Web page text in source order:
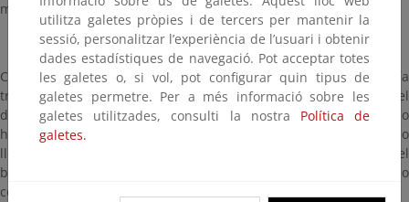
mismas.
Con toda probabilidad, cuando se construyó la torre, se podría
transitar en torno a su perímetro. Sin embargo, el
desprendimiento de bloques de roca en el frente del acantilado
ha hecho que se vaya perdiendo parte de superficie del macizo
llegando al estado actual. La evolución del talud es tal que el
borde superior del mismo se encuentra prácticamente alineado
con el pie del torreón.
utilitza galetes pròpies i de tercers per mantenir la
sessió, personalitzar l’experiència de l’usuari i obtenir
dades estadístiques de navegació. Pot acceptar totes
les galetes o, si vol, pot configurar quin tipus de
galetes permetre. Per a més informació sobre les
galetes utilitzades, consulti la nostra Política de
galetes.